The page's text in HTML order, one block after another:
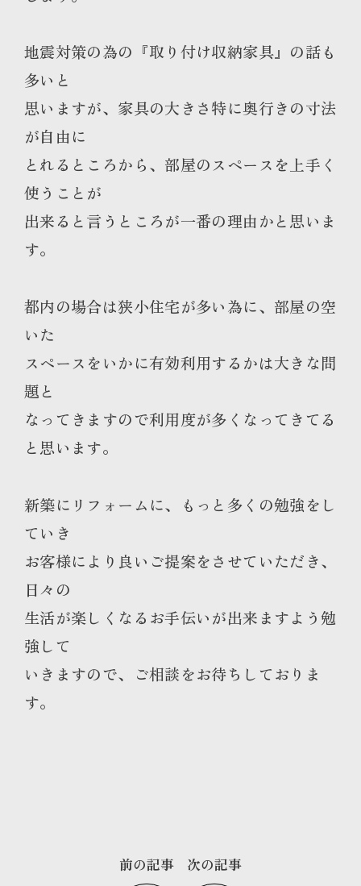
地震対策の為の『取り付け収納家具』の話も
多いと
思いますが、家具の大きさ特に奥行きの寸法
が自由に
とれるところから、部屋のスペースを上手く
使うことが
出来ると言うところが一番の理由かと思いま
す。
都内の場合は狭小住宅が多い為に、部屋の空
いた
スペースをいかに有効利用するかは大きな問
題と
なってきますので利用度が多くなってきてる
と思います。
新築にリフォームに、もっと多くの勉強をし
ていき
お客様により良いご提案をさせていただき、
日々の
生活が楽しくなるお手伝いが出来ますよう勉
強して
いきますので、ご相談をお待ちしておりま
す。
前の記事 次の記事